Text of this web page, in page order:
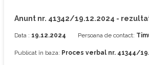
Anunt nr. 41342/19.12.2024 -
Data : 19.12.2024 Persoana de contact:
Publicat în baza: Proces verbal nr. 41344/